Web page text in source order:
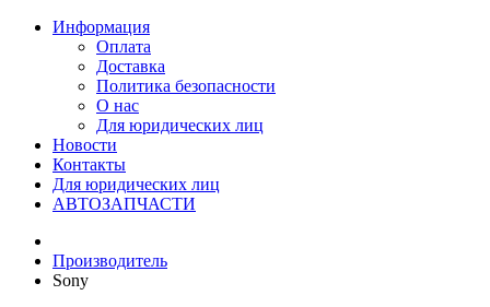
Информация
Оплата
Доставка
Политика безопасности
О нас
Для юридических лиц
Новости
Контакты
Для юридических лиц
АВТОЗАПЧАСТИ
Производитель
Sony